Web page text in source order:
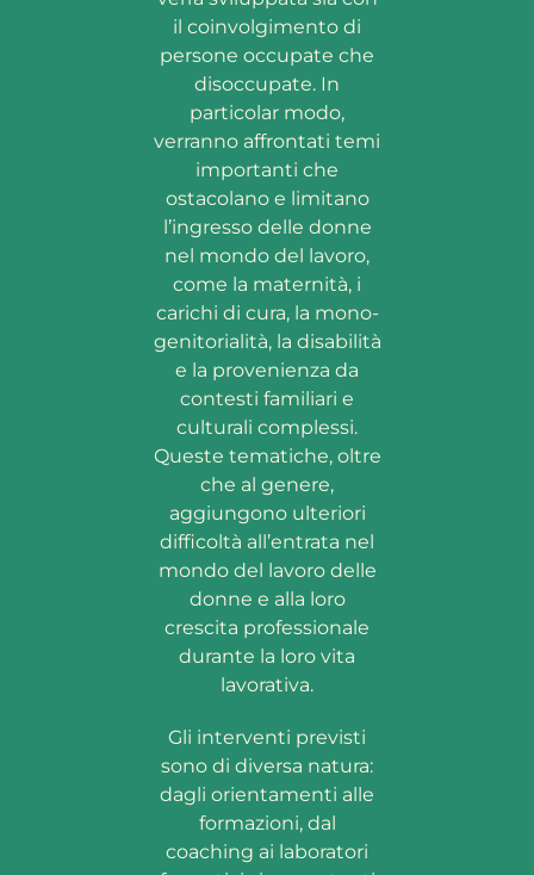
il coinvolgimento di
persone occupate che
disoccupate. In
particolar modo,
verranno affrontati temi
importanti che
ostacolano e limitano
l’ingresso delle donne
nel mondo del lavoro,
come la maternità, i
carichi di cura, la mono-
genitorialità, la disabilità
e la provenienza da
contesti familiari e
culturali complessi.
Queste tematiche, oltre
che al genere,
aggiungono ulteriori
difficoltà all’entrata nel
mondo del lavoro delle
donne e alla loro
crescita professionale
durante la loro vita
lavorativa.
Gli interventi previsti
sono di diversa natura:
dagli orientamenti alle
formazioni, dal
coaching ai laboratori